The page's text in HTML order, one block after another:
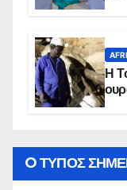
Η
O ΤΥΠΟΣ